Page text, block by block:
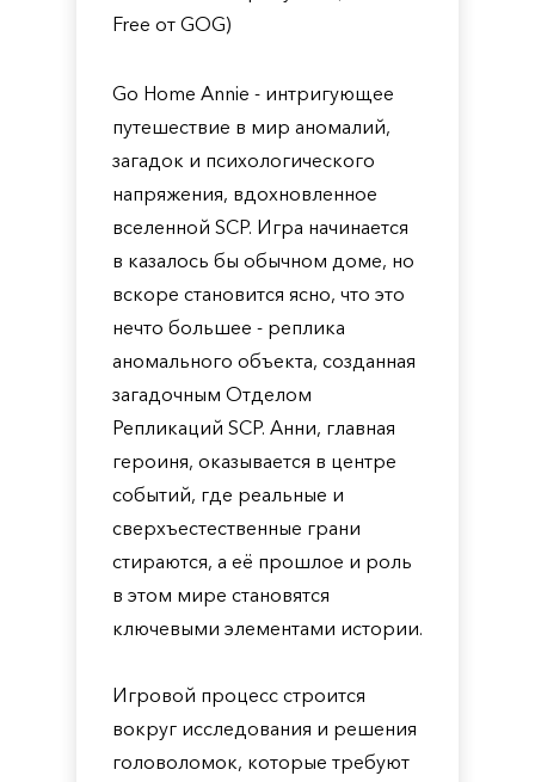
Free от GOG)
Go Home Annie - интригующее
путешествие в мир аномалий,
загадок и психологического
напряжения, вдохновленное
вселенной SCP. Игра начинается
в казалось бы обычном доме, но
вскоре становится ясно, что это
нечто большее - реплика
аномального объекта, созданная
загадочным Отделом
Репликаций SCP. Анни, главная
героиня, оказывается в центре
событий, где реальные и
сверхъестественные грани
стираются, а её прошлое и роль
в этом мире становятся
ключевыми элементами истории.
Игровой процесс строится
вокруг исследования и решения
головоломок, которые требуют